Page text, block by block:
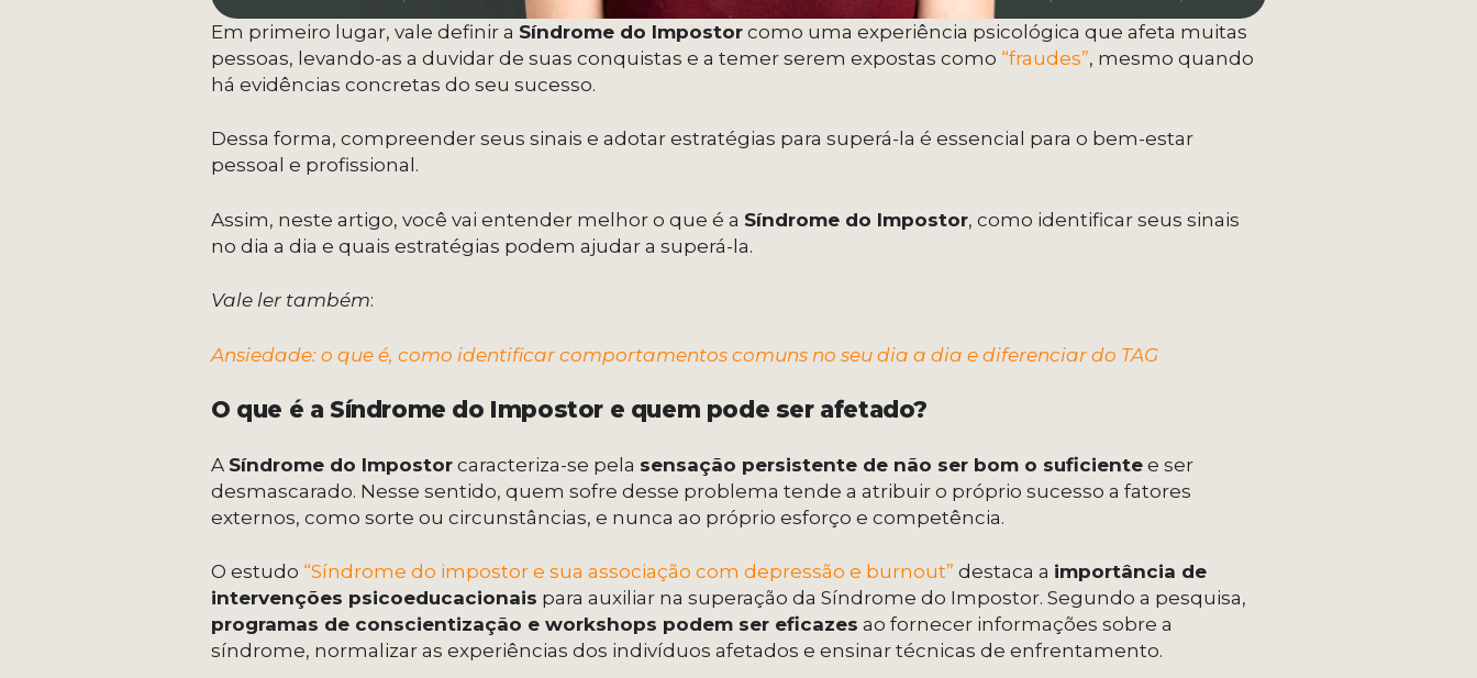
Em primeiro lugar, vale definir a Síndrome do Impostor como uma experiência psicológica que afeta muitas
pessoas, levando-as a duvidar de suas conquistas e a temer serem expostas como “fraudes”, mesmo quando
há evidências concretas do seu sucesso.
Dessa forma, compreender seus sinais e adotar estratégias para superá-la é essencial para o bem-estar
pessoal e profissional.
Assim, neste artigo, você vai entender melhor o que é a Síndrome do Impostor, como identificar seus sinais
no dia a dia e quais estratégias podem ajudar a superá-la.
Vale ler também:
Ansiedade: o que é, como identificar comportamentos comuns no seu dia a dia e diferenciar do TAG
O que é a Síndrome do Impostor e quem pode ser afetado?
A Síndrome do Impostor caracteriza-se pela sensação persistente de não ser bom o suficiente e ser
desmascarado. Nesse sentido, quem sofre desse problema tende a atribuir o próprio sucesso a fatores
externos, como sorte ou circunstâncias, e nunca ao próprio esforço e competência.
O estudo “Síndrome do impostor e sua associação com depressão e burnout” destaca a importância de
intervenções psicoeducacionais para auxiliar na superação da Síndrome do Impostor. Segundo a pesquisa,
programas de conscientização e workshops podem ser eficazes ao fornecer informações sobre a
síndrome, normalizar as experiências dos indivíduos afetados e ensinar técnicas de enfrentamento.